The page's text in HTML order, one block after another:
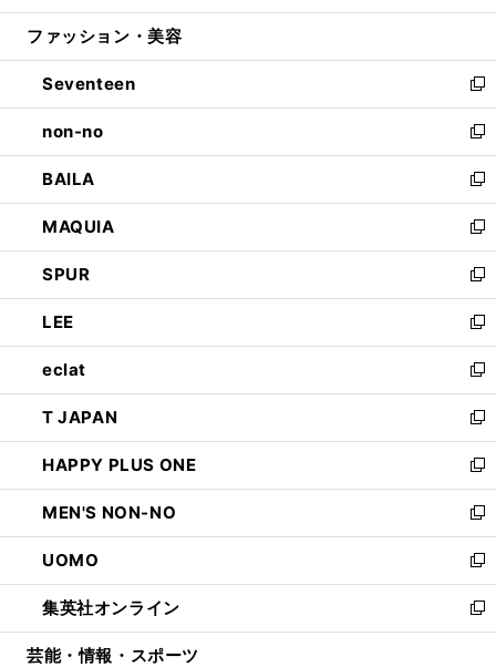
開
ウ
開
く
ン
ウ
で
開
く
ウ
ン
ド
ウ
で
開
く
ファッション・美容
Seventeen
新
し
い
ウ
ィ
ン
ド
ウ
で
開
く
non-no
新
し
い
ウ
ィ
ン
ド
ウ
で
開
く
BAILA
新
し
い
ウ
ィ
ン
ド
ウ
で
開
く
MAQUIA
新
し
い
ウ
ィ
ン
ド
ウ
で
開
く
SPUR
新
し
い
ウ
ィ
ン
ド
ウ
で
開
く
LEE
新
し
い
ウ
ィ
ン
ド
ウ
で
開
く
eclat
新
し
い
ウ
ィ
ン
ド
ウ
で
開
く
T JAPAN
新
し
い
ウ
ィ
ン
ド
ウ
で
開
HAPPY PLUS ONE
新
し
い
ウ
ィ
ン
ド
ウ
MEN'S NON-NO
新
し
い
ウ
ィ
ン
UOMO
新
し
い
ウ
集英社オンライン
新
し
芸能・情報・スポーツ